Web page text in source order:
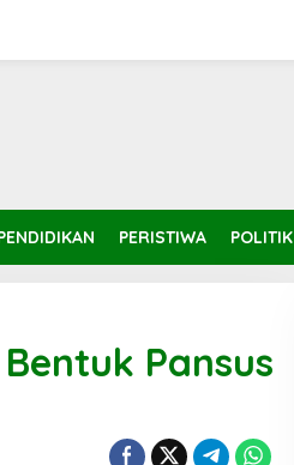
PERISTIWA POLITIK
Pansus